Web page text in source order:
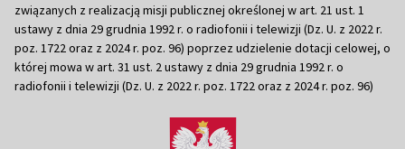
związanych z realizacją misji publicznej określonej w art. 21 ust. 1
ustawy z dnia 29 grudnia 1992 r. o radiofonii i telewizji (Dz. U. z 2022 r.
poz. 1722 oraz z 2024 r. poz. 96) poprzez udzielenie dotacji celowej, o
której mowa w art. 31 ust. 2 ustawy z dnia 29 grudnia 1992 r. o
radiofonii i telewizji (Dz. U. z 2022 r. poz. 1722 oraz z 2024 r. poz. 96)